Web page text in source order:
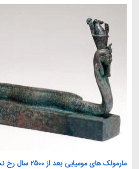
مارمولک های مومیایی بعد از 2500 سال رخ نشان دادند!